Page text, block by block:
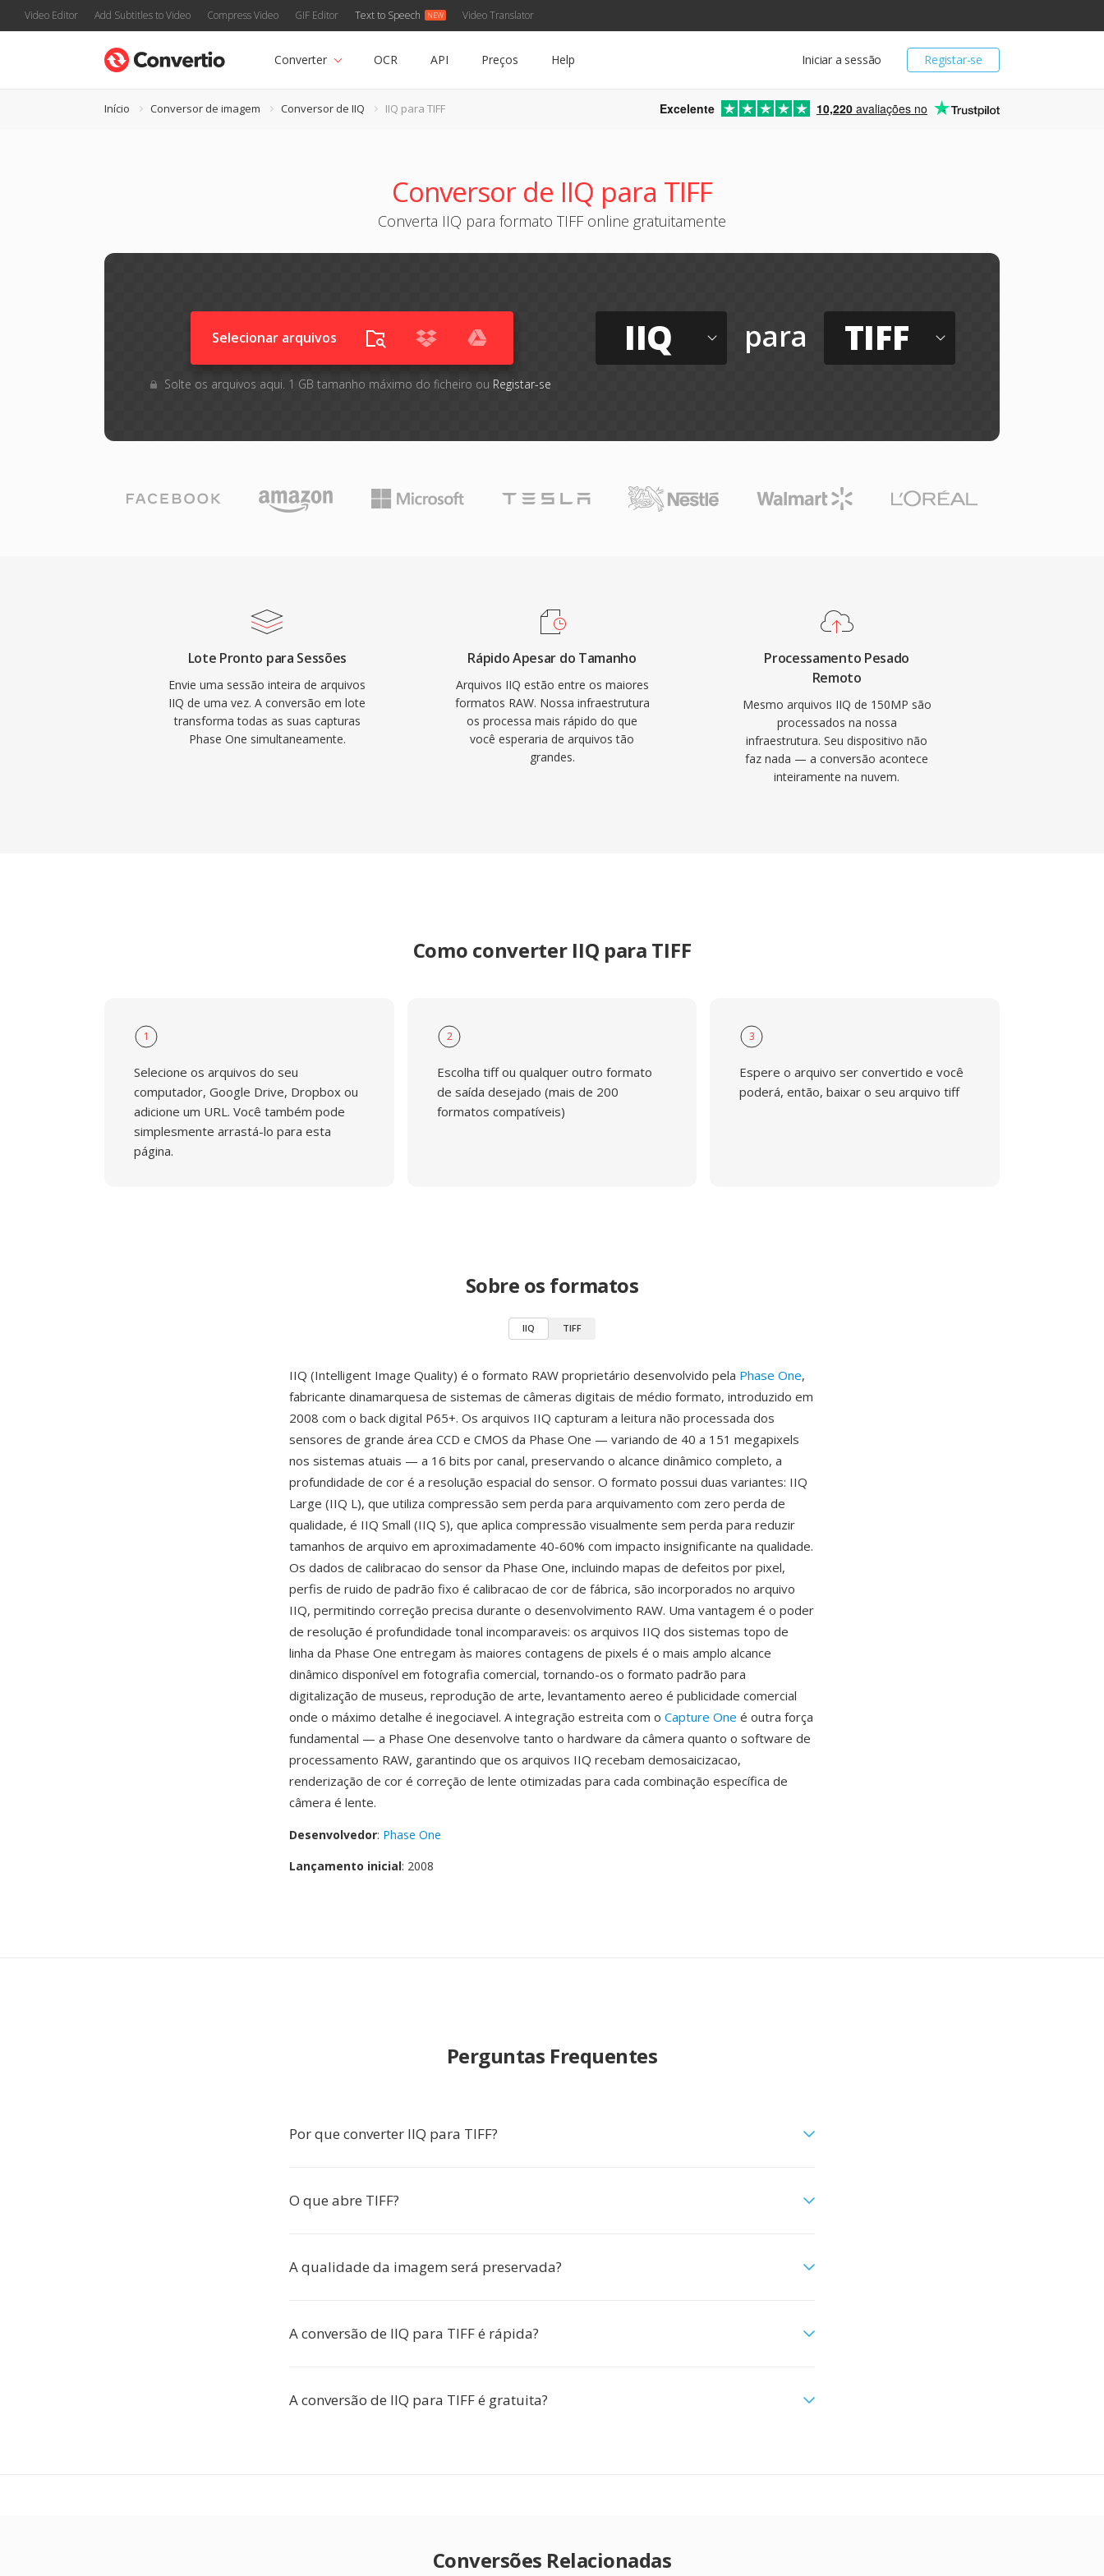
Video Editor Add Subtitles to Video Compress Video GIF Editor Text to Speech Video Translator
Registar-se
Iniciar a sessão
Converter OCR API Preços Help
Início Conversor de imagem Conversor de IIQ IIQ para TIFF Excelente 10,220 avaliações no
Conversor de IIQ para TIFF
Converta IIQ para formato TIFF online gratuitamente
Selecionar arquivos
Solte os arquivos aqui. 1 GB tamanho máximo do ficheiro ou Registar-se
IIQ para TIFF
Lote Pronto para Sessões
Envie uma sessão inteira de arquivos
IIQ de uma vez. A conversão em lote
transforma todas as suas capturas
Phase One simultaneamente.
Rápido Apesar do Tamanho
Arquivos IIQ estão entre os maiores
formatos RAW. Nossa infraestrutura
os processa mais rápido do que
você esperaria de arquivos tão
grandes.
Processamento Pesado
Remoto
Mesmo arquivos IIQ de 150MP são
processados na nossa
infraestrutura. Seu dispositivo não
faz nada — a conversão acontece
inteiramente na nuvem.
Como converter IIQ para TIFF
1
Selecione os arquivos do seu
computador, Google Drive, Dropbox ou
adicione um URL. Você também pode
simplesmente arrastá-lo para esta
página.
2
Escolha tiff ou qualquer outro formato
de saída desejado (mais de 200
formatos compatíveis)
3
Espere o arquivo ser convertido e você
poderá, então, baixar o seu arquivo tiff
Sobre os formatos
IIQ TIFF
IIQ (Intelligent Image Quality) é o formato RAW proprietário desenvolvido pela Phase One,
fabricante dinamarquesa de sistemas de câmeras digitais de médio formato, introduzido em
2008 com o back digital P65+. Os arquivos IIQ capturam a leitura não processada dos
sensores de grande área CCD e CMOS da Phase One — variando de 40 a 151 megapixels
nos sistemas atuais — a 16 bits por canal, preservando o alcance dinâmico completo, a
profundidade de cor é a resolução espacial do sensor. O formato possui duas variantes: IIQ
Large (IIQ L), que utiliza compressão sem perda para arquivamento com zero perda de
qualidade, é IIQ Small (IIQ S), que aplica compressão visualmente sem perda para reduzir
tamanhos de arquivo em aproximadamente 40-60% com impacto insignificante na qualidade.
Os dados de calibracao do sensor da Phase One, incluindo mapas de defeitos por pixel,
perfis de ruido de padrão fixo é calibracao de cor de fábrica, são incorporados no arquivo
IIQ, permitindo correção precisa durante o desenvolvimento RAW. Uma vantagem é o poder
de resolução é profundidade tonal incomparaveis: os arquivos IIQ dos sistemas topo de
linha da Phase One entregam às maiores contagens de pixels é o mais amplo alcance
dinâmico disponível em fotografia comercial, tornando-os o formato padrão para
digitalização de museus, reprodução de arte, levantamento aereo é publicidade comercial
onde o máximo detalhe é inegociavel. A integração estreita com o Capture One é outra força
fundamental — a Phase One desenvolve tanto o hardware da câmera quanto o software de
processamento RAW, garantindo que os arquivos IIQ recebam demosaicizacao,
renderização de cor é correção de lente otimizadas para cada combinação específica de
câmera é lente.
Desenvolvedor: Phase One
Lançamento inicial: 2008
Perguntas Frequentes
Por que converter IIQ para TIFF?
O que abre TIFF?
A qualidade da imagem será preservada?
A conversão de IIQ para TIFF é rápida?
A conversão de IIQ para TIFF é gratuita?
Conversões Relacionadas